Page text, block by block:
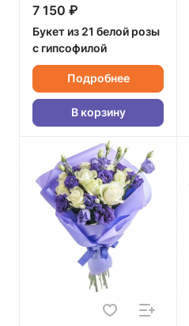
7 150 ₽
Букет из 21 белой розы
с гипсофилой
Подробнее
В корзину